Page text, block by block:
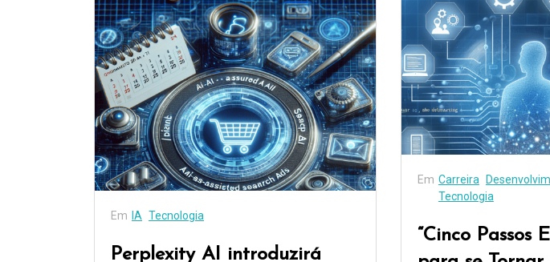
Em IA Tecnologia
Perplexity AI introduzirá
Em Carreira
Tecnologia
“Cinco Passos